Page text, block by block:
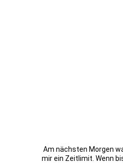
Am nächsten Morgen
mir ein Zeitlimit. Wenn